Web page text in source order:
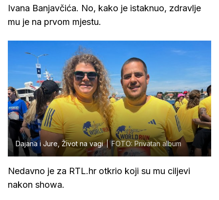
Ivana Banjavčića. No, kako je istaknuo, zdravlje
mu je na prvom mjestu.
Dajana i Jure, Život na vagi FOTO: Privatan album
Nedavno je za RTL.hr otkrio koji su mu ciljevi
nakon showa.